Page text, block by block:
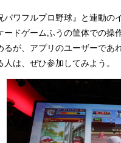
パワフルプロ野球』と連動
ードゲームふうの筐体での
るが、アプリのユーザーで
は、ぜひ参加してみよう。